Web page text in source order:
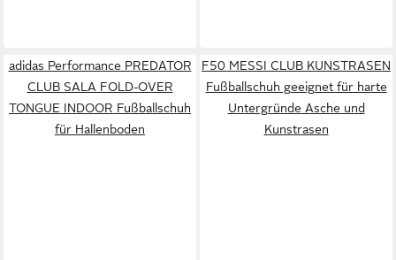
adidas Performance PREDATOR
CLUB SALA FOLD-OVER
TONGUE INDOOR Fußballschuh
für Hallenboden
F50 MESSI CLUB KUNSTRASEN
Fußballschuh geeignet für harte
Untergründe Asche und
Kunstrasen